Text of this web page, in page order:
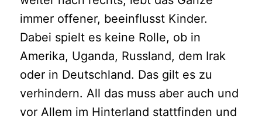
immer offener, beeinflusst Kinder.
Dabei spielt es keine Rolle, ob in
Amerika, Uganda, Russland, dem Irak
oder in Deutschland. Das gilt es zu
verhindern. All das muss aber auch und
vor Allem im Hinterland stattfinden und